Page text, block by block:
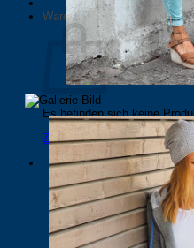
Warenkorb
Es befinden sich keine
Zurück zum Shop